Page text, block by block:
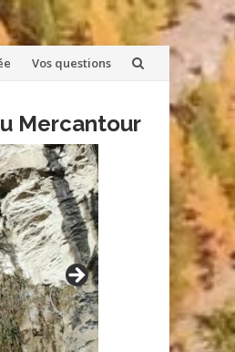
Vos questions
Mercantour